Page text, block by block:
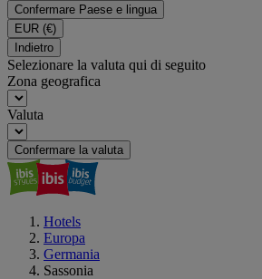
Confermare Paese e lingua
EUR (€)
Indietro
Selezionare la valuta qui di seguito
Zona geografica
Valuta
Confermare la valuta
Hotels
Europa
Germania
Sassonia